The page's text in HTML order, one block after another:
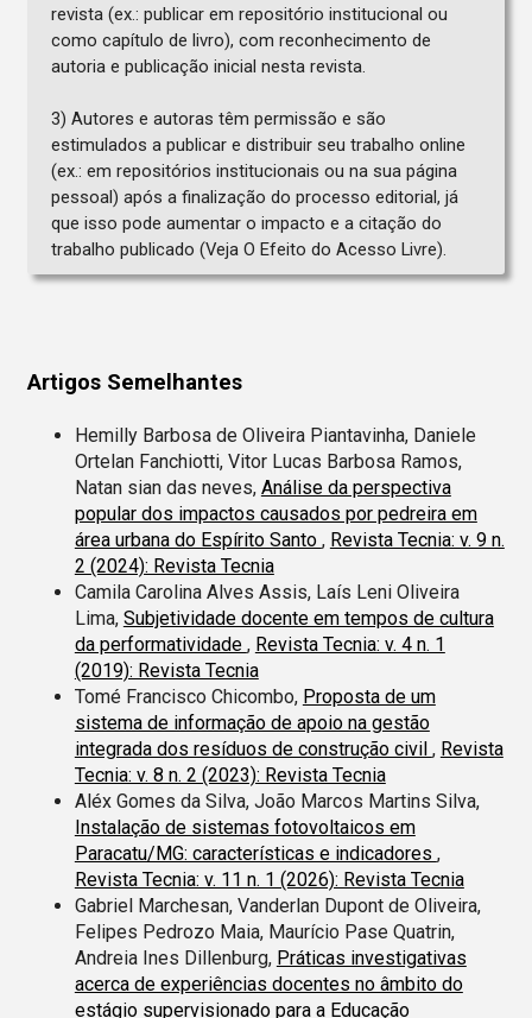
revista (ex.: publicar em repositório institucional ou
como capítulo de livro), com reconhecimento de
autoria e publicação inicial nesta revista.
3) Autores e autoras têm permissão e são
estimulados a publicar e distribuir seu trabalho online
(ex.: em repositórios institucionais ou na sua página
pessoal) após a finalização do processo editorial, já
que isso pode aumentar o impacto e a citação do
trabalho publicado (Veja O Efeito do Acesso Livre).
Artigos Semelhantes
Hemilly Barbosa de Oliveira Piantavinha, Daniele
Ortelan Fanchiotti, Vitor Lucas Barbosa Ramos,
Natan sian das neves, Análise da perspectiva
popular dos impactos causados por pedreira em
área urbana do Espírito Santo , Revista Tecnia: v. 9 n.
2 (2024): Revista Tecnia
Camila Carolina Alves Assis, Laís Leni Oliveira
Lima, Subjetividade docente em tempos de cultura
da performatividade , Revista Tecnia: v. 4 n. 1
(2019): Revista Tecnia
Tomé Francisco Chicombo, Proposta de um
sistema de informação de apoio na gestão
integrada dos resíduos de construção civil , Revista
Tecnia: v. 8 n. 2 (2023): Revista Tecnia
Aléx Gomes da Silva, João Marcos Martins Silva,
Instalação de sistemas fotovoltaicos em
Paracatu/MG: características e indicadores ,
Revista Tecnia: v. 11 n. 1 (2026): Revista Tecnia
Gabriel Marchesan, Vanderlan Dupont de Oliveira,
Felipes Pedrozo Maia, Maurício Pase Quatrin,
Andreia Ines Dillenburg, Práticas investigativas
acerca de experiências docentes no âmbito do
estágio supervisionado para a Educação